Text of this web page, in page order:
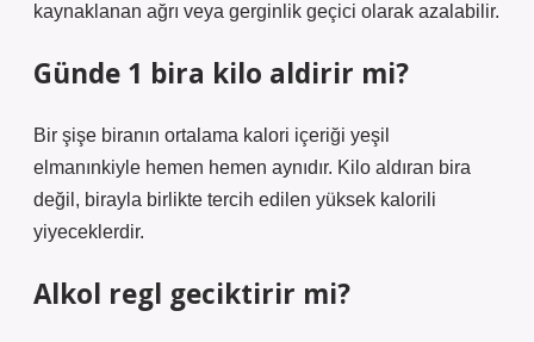
kaynaklanan ağrı veya gerginlik geçici olarak azalabilir.
Günde 1 bira kilo aldirir mi?
Bir şişe biranın ortalama kalori içeriği yeşil
elmanınkiyle hemen hemen aynıdır. Kilo aldıran bira
değil, birayla birlikte tercih edilen yüksek kalorili
yiyeceklerdir.
Alkol regl geciktirir mi?